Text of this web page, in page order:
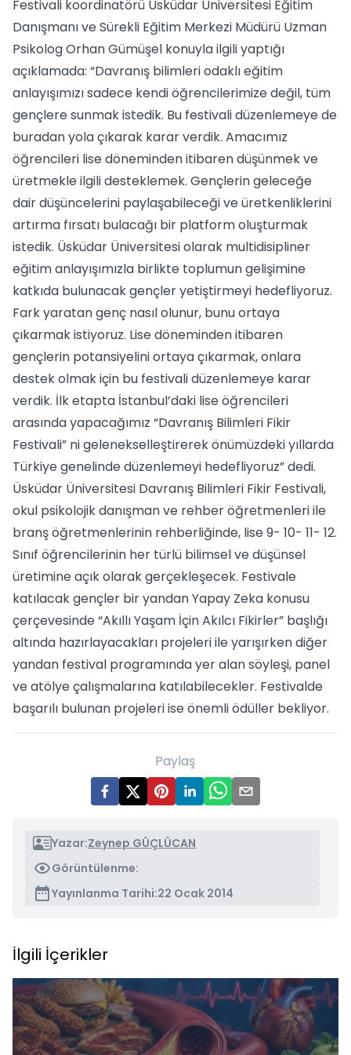
Festivali koordinatörü Üsküdar Üniversitesi Eğitim
Danışmanı ve Sürekli Eğitim Merkezi Müdürü Uzman
Psikolog Orhan Gümüşel konuyla ilgili yaptığı
açıklamada: “Davranış bilimleri odaklı eğitim
anlayışımızı sadece kendi öğrencilerimize değil, tüm
gençlere sunmak istedik. Bu festivali düzenlemeye de
buradan yola çıkarak karar verdik. Amacımız
öğrencileri lise döneminden itibaren düşünmek ve
üretmekle ilgili desteklemek. Gençlerin geleceğe
dair düşüncelerini paylaşabileceği ve üretkenliklerini
artırma fırsatı bulacağı bir platform oluşturmak
istedik. Üsküdar Üniversitesi olarak multidisipliner
eğitim anlayışımızla birlikte toplumun gelişimine
katkıda bulunacak gençler yetiştirmeyi hedefliyoruz.
Fark yaratan genç nasıl olunur, bunu ortaya
çıkarmak istiyoruz. Lise döneminden itibaren
gençlerin potansiyelini ortaya çıkarmak, onlara
destek olmak için bu festivali düzenlemeye karar
verdik. İlk etapta İstanbul’daki lise öğrencileri
arasında yapacağımız “Davranış Bilimleri Fikir
Festivali” ni gelenekselleştirerek önümüzdeki yıllarda
Türkiye genelinde düzenlemeyi hedefliyoruz” dedi.
Üsküdar Üniversitesi Davranış Bilimleri Fikir Festivali,
okul psikolojik danışman ve rehber öğretmenleri ile
branş öğretmenlerinin rehberliğinde, lise 9- 10- 11- 12.
Sınıf öğrencilerinin her türlü bilimsel ve düşünsel
üretimine açık olarak gerçekleşecek. Festivale
katılacak gençler bir yandan Yapay Zeka konusu
çerçevesinde “Akıllı Yaşam İçin Akılcı Fikirler” başlığı
altında hazırlayacakları projeleri ile yarışırken diğer
yandan festival programında yer alan söyleşi, panel
ve atölye çalışmalarına katılabilecekler. Festivalde
başarılı bulunan projeleri ise önemli ödüller bekliyor.
Paylaş
Yazar:Zeynep GÜÇLÜCAN
Görüntülenme:
Yayınlanma Tarihi:22 Ocak 2014
İlgili İçerikler